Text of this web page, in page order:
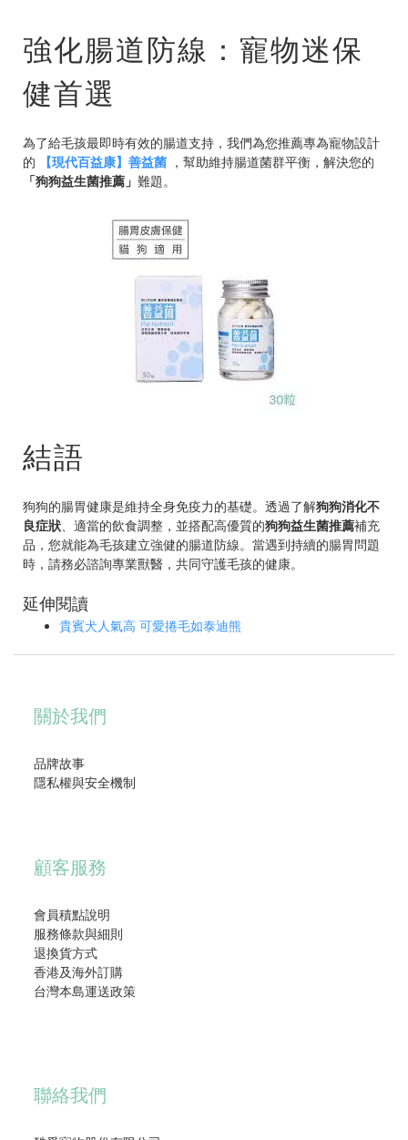
強化腸道防線：寵物迷保
健首選
為了給毛孩最即時有效的腸道支持，我們為您推薦專為寵物設計
的
【現代百益康】善益菌 ，幫助維持腸道菌群平衡，解決您的
「狗狗益生菌推薦」 難題。
結語
狗狗的腸胃健康是維持全身免疫力的基礎。透過了解狗狗消化不
良症狀 、適當的飲食調整，並搭配高優質的狗狗益生菌推薦補充
品，您就能為毛孩建立強健的腸道防線。當遇到持續的腸胃問題
時，請務必諮詢專業獸醫，共同守護毛孩的健康。
延伸閱讀
貴賓犬人氣高 可愛捲毛如泰迪熊
關於我們
品牌故事
隱私權與安全機制
顧客服務
會員積點說明
服務條款與細則
退換貨方式
香港及海外訂購
台灣本島運送政策
聯絡我們